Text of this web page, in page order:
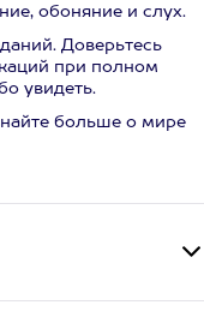
обоняние и слух.
Доверьтесь
при полном
увидеть.
больше о мире